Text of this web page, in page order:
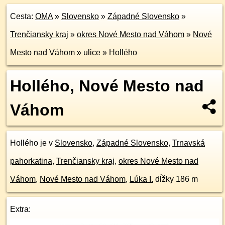
Cesta: OMA» Slovensko » Západné Slovensko »
Trenčiansky kraj » okres Nové Mesto nad Váhom » Nové
Mesto nad Váhom » ulice » Hollého
Hollého, Nové Mesto nad
Váhom
Hollého je v Slovensko, Západné Slovensko, Trnavská
pahorkatina, Trenčiansky kraj, okres Nové Mesto nad
Váhom, Nové Mesto nad Váhom, Lúka I. dĺžky 186 m
Extra: